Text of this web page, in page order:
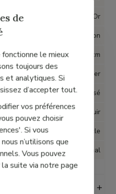
Or
Non
2 cm
Bottier
Cuir métallisé
Cuir
Boucle
Normal
de
le mieux
toujours des
et analytiques. Si
d’accepter tout.
vos préférences
pouvez choisir
Si vous
n’utilisons que
Vous pouvez
suite via notre page